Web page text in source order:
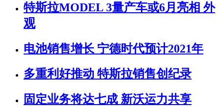
特斯拉MODEL 3量产车或6月亮相 外
观
电池销售增长 宁德时代预计2021年
多重利好推动 特斯拉销售创纪录
固定业务将达七成 新沃运力共享